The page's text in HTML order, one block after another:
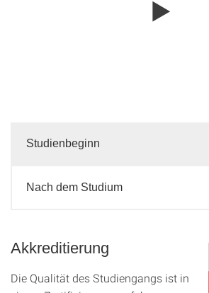
Studienbeginn
Nach dem Studium
Akkreditierung
Die Qualität des Studien­gangs ist in